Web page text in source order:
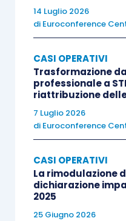
14 Luglio 2026
di Euroconference
CASI OPERATIVI
Trasformazione
professionale a
riattribuzione
7 Luglio 2026
di Euroconference
CASI OPERATIVI
La rimodulazione
dichiarazione
2025
25 Giugno 2026